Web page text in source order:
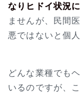
なりヒドイ状況
ませんが、民間
悪ではないと個
どんな業種でも
いるのですが、